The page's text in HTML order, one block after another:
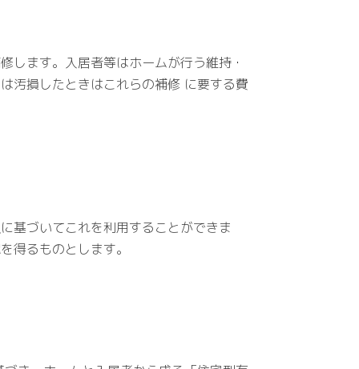
ます。入居者等はホームが行う維持・
汚損したときはこれらの補修 に要する費
に基づいてこれを利用することができま
得るものとします。